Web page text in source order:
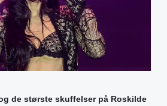
de største skuffelser på Roskilde